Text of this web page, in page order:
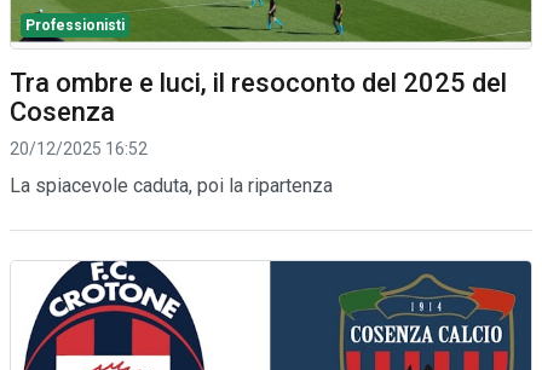
Professionisti
Tra ombre e luci, il resoconto del 2025 del
Cosenza
20/12/2025 16:52
La spiacevole caduta, poi la ripartenza